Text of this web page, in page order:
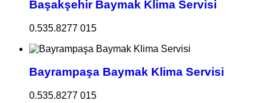
Başakşehir Baymak Klima Servisi
0.535.8277 015
Bayrampaşa Baymak Klima Servisi
0.535.8277 015